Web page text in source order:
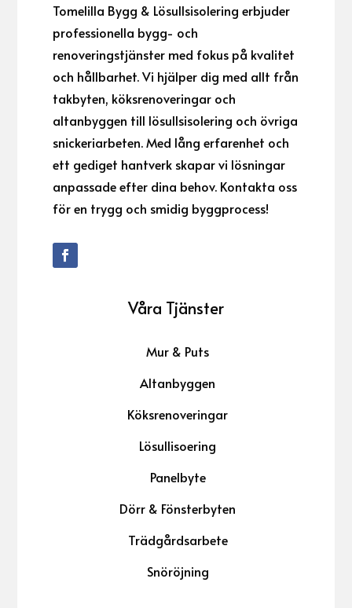
Tomelilla Bygg & Lösullsisolering erbjuder
professionella bygg- och
renoveringstjänster med fokus på kvalitet
och hållbarhet. Vi hjälper dig med allt från
takbyten, köksrenoveringar och
altanbyggen till lösullsisolering och övriga
snickeriarbeten. Med lång erfarenhet och
ett gediget hantverk skapar vi lösningar
anpassade efter dina behov. Kontakta oss
för en trygg och smidig byggprocess!
Våra Tjänster
Mur & Puts
Altanbyggen
Köksrenoveringar
Lösullisoering
Panelbyte
Dörr & Fönsterbyten
Trädgårdsarbete
Snöröjning